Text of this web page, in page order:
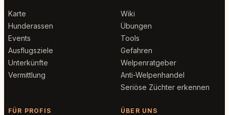
Karte
Hunderassen
Events
Ausflugsziele
Unterkünfte
Vermittlung
Wiki
Übungen
Tools
Gefahren
Welpenratgeber
Anti-Welpenhandel
Seriöse Züchter erkennen
FÜR PROFIS ÜBER UNS